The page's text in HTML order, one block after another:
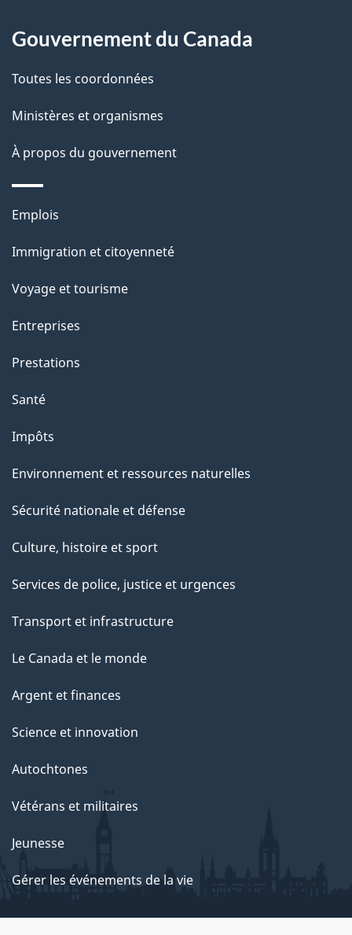
i
l
s
d
e
l
a
p
a
g
e
propos
de
ce
site
Gouvernement du Canada
Toutes les coordonnées
Ministères et organismes
À propos du gouvernement
Thèmes
sujets
Emplois
Immigration et citoyenneté
Voyage et tourisme
Entreprises
Prestations
Santé
Impôts
Environnement et ressources naturelles
Sécurité nationale et défense
Culture, histoire et sport
Services de police, justice et urgences
Transport et infrastructure
Le Canada et le monde
Argent et finances
Science et innovation
Autochtones
Vétérans et militaires
Jeunesse
Gérer les événements de la vie